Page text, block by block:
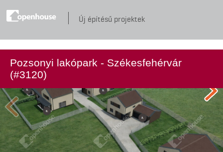
Új építésű projektek
Pozsonyi lakópark - Székesfehérvár
(#3120)